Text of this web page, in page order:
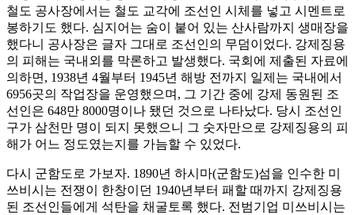
철도 공사장에서는 철도 교각에 조선인 시체를 넣고 시멘트로
봉하기도 했다. 심지어는 숨이 붙어 있는 산사람까지 생매장을
했다니 공사장은 글자 그대로 조선인의 무덤이었다. 강제징용
의 피해는 국내외를 막론하고 발생했다. 국회에 제출된 자료에
의하면, 1938년 4월부터 1945년 해방 전까지 일제는 국내에서
6956곳의 작업장을 운영했으며, 그 기간 중에 강제 동원된 조
선인은 648만 8000명이나 됐던 것으로 나타났다. 당시 조선인
구가 삼천만 명이 되지 못했으니 그 숫자만으로 강제징용의 피
해가 어느 정도였는지를 가늠할 수 있었다.
다시 군함도로 가보자. 1890년 하시마(군함도)섬을 인수한 미
쓰비시는 전쟁이 한창이던 1940년부터 패할 때까지 강제징용
된 조선인들에게 석탄을 채굴토록 했다. 전범기업 미쓰비시는